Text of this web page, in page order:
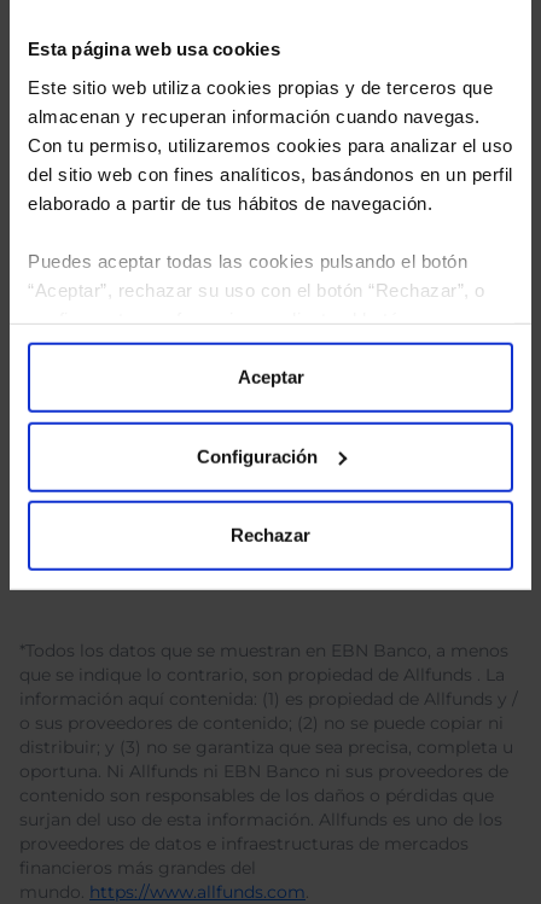
Esta página web usa cookies
Este sitio web utiliza cookies propias y de terceros que
almacenan y recuperan información cuando navegas.
Con tu permiso, utilizaremos cookies para analizar el uso
del sitio web con fines analíticos, basándonos en un perfil
elaborado a partir de tus hábitos de navegación.
Puedes aceptar todas las cookies pulsando el botón
“Aceptar”, rechazar su uso con el botón “Rechazar”, o
“Configuración”. Consulta nuestraPolítica
para más información.
Aceptar
Configuración
Rechazar
tratamiento de mis datos personales.
*Todos los datos que se muestran en EBN Banco, a menos
que se indique lo contrario, son propiedad de Allfunds . La
información aquí contenida: (1) es propiedad de Allfunds y /
o sus proveedores de contenido; (2) no se puede copiar ni
distribuir; y (3) no se garantiza que sea precisa, completa u
oportuna. Ni Allfunds ni EBN Banco ni sus proveedores de
contenido son responsables de los daños o pérdidas que
surjan del uso de esta información. Allfunds es uno de los
proveedores de datos e infraestructuras de mercados
financieros más grandes del
mundo. https://www.allfunds.com.